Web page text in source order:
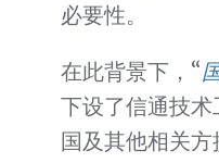
必要性。
在此背景下，“
下设了信通技
国及其他相关方